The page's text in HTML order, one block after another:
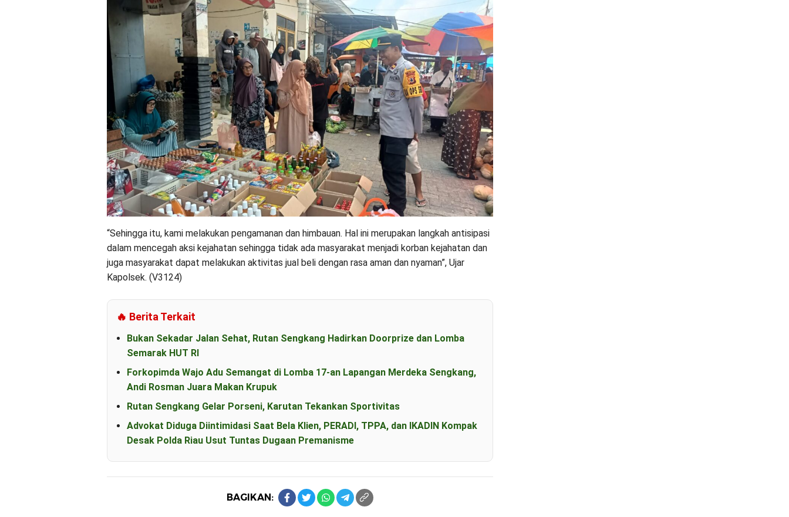
“Sehingga itu, kami melakukan pengamanan dan himbauan. Hal ini merupakan langkah antisipasi
dalam mencegah aksi kejahatan sehingga tidak ada masyarakat menjadi korban kejahatan dan
juga masyarakat dapat melakukan aktivitas jual beli dengan rasa aman dan nyaman”, Ujar
Kapolsek. (V3124)
🔥 Berita Terkait
Bukan Sekadar Jalan Sehat, Rutan Sengkang Hadirkan Doorprize dan Lomba
Semarak HUT RI
Forkopimda Wajo Adu Semangat di Lomba 17-an Lapangan Merdeka Sengkang,
Andi Rosman Juara Makan Krupuk
Rutan Sengkang Gelar Porseni, Karutan Tekankan Sportivitas
Advokat Diduga Diintimidasi Saat Bela Klien, PERADI, TPPA, dan IKADIN Kompak
Desak Polda Riau Usut Tuntas Dugaan Premanisme
BAGIKAN: